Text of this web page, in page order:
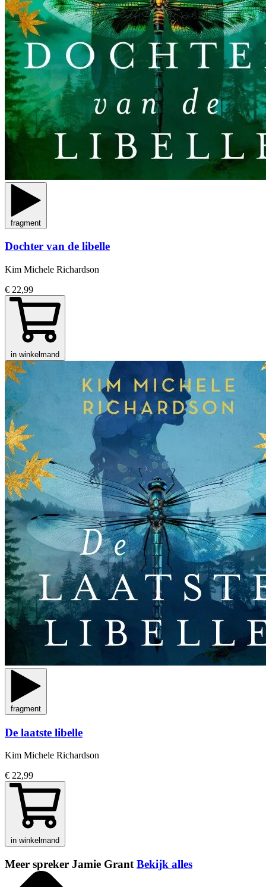
fragment
Dochter van de libelle
Kim Michele Richardson
€ 22,99
in winkelmand
fragment
De laatste libelle
Kim Michele Richardson
€ 22,99
in winkelmand
Meer spreker Jamie Grant Bekijk alles